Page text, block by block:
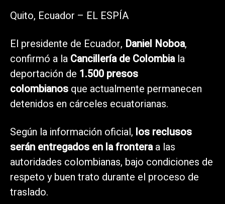
Quito, Ecuador – EL ESPÍA
El presidente de Ecuador, Daniel Noboa,
confirmó a la Cancillería de Colombiala
deportación de 1.500 presos
colombianos que actualmente permanecen
detenidos en cárceles ecuatorianas.
Según la información oficial, los reclusos
serán entregados en la fronteraa las
autoridades colombianas, bajo condiciones de
respeto y buen trato durante el proceso de
traslado.